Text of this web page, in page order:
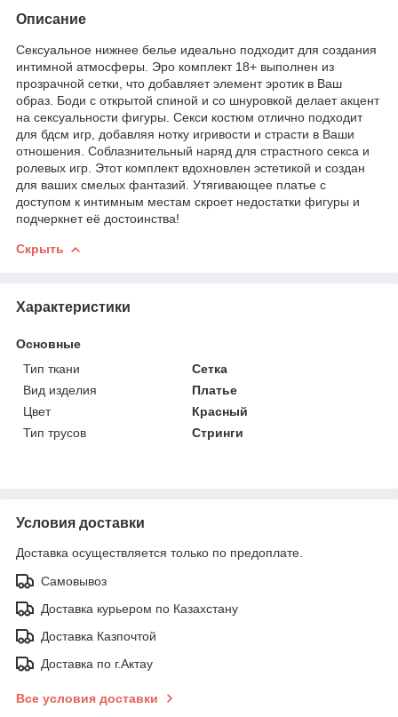
Описание
Сексуальное нижнее белье идеально подходит для создания
интимной атмосферы. Эро комплект 18+ выполнен из
прозрачной сетки, что добавляет элемент эротик в Ваш
образ. Боди с открытой спиной и со шнуровкой делает акцент
на сексуальности фигуры. Секси костюм отлично подходит
для бдсм игр, добавляя нотку игривости и страсти в Ваши
отношения. Соблазнительный наряд для страстного секса и
ролевых игр. Этот комплект вдохновлен эстетикой и создан
для ваших смелых фантазий. Утягивающее платье с
доступом к интимным местам скроет недостатки фигуры и
подчеркнет её достоинства!
Скрыть
Характеристики
Основные
Тип ткани
Сетка
Вид изделия
Платье
Цвет
Красный
Тип трусов
Стринги
Условия доставки
Доставка осуществляется только по предоплате.
Самовывоз
Доставка курьером по Казахстану
Доставка Казпочтой
Доставка по г.Актау
Все условия доставки